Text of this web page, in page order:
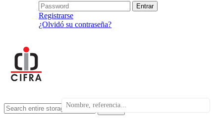
Registrarse
¿Olvidó su contraseña?
search